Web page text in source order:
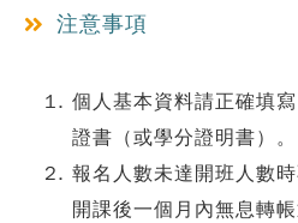
注意事項
個人基本資料請正確填
證書（或學分證明書）。
報名人數未達開班人數
開課後一個月內無息轉帳